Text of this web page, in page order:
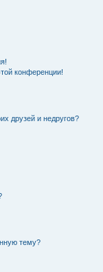
конференции!
друзей и недругов?
тему?